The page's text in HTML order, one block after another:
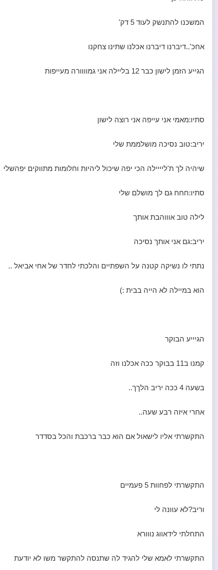
המשכנו להתנשק לעוד 5 דק'
אחכ'..דיברנו דיברנו אכלנו שתינו צחקנו
הגייע הזמן לישון כבר 12 בליילה אני גמוווורה מעייפות
סתיו:מאמי אני עייפה אני רוצה לישון
יריב:טוב נסיכה מושלממת שלי
שיהיה לך ת'ליייילה הכי יפה שיכול ליהיות וחלומות מתווקים יפהשלי
סתיו:חחח גם לך מושלם שלי
לילה טוב אוווהבת אותך
יריב:גם אני אותך נסיכה
נתתי לו נשיקה קטנה על השפתיים והלכתי לחדר של אחי אביאל ..
הוא במיילה לא הייה בבית :)
הגיייע הבוקר
קמנו ב11 בבוקר ככה אכלנו וזה
בשעה 4 ככה יריב הלךך..
אחרי איזה רבע שעה..
התקשרתי אליו לישאול אם הוא כבר ברכבת והכל בסדדר
התקשרתי לפחוות 5 פעמיים
וריב?לא עוונה לי
התחלתי לידאווג נווורא
התקשרתי לאמא שלי להגיד לה שתנסה להתקשר משו לא יודעת